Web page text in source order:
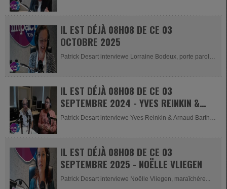
IL EST DÉJÀ 08H08 DE CE 03
OCTOBRE 2025
Patrick Desart interviewe Lorraine Bodeux, porte parole
IL EST DÉJÀ 08H08 DE CE 03
SEPTEMBRE 2024 - YVES REINKIN &
ARNAUD BARTH
Patrick Desart interviewe Yves Reinkin & Arnaud Barth
IL EST DÉJÀ 08H08 DE CE 03
SEPTEMBRE 2025 - NOËLLE VLIEGEN
Patrick Desart interviewe Noëlle Vliegen, maraîchère...